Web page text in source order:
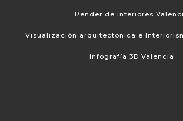
Render de interiores
Visualización arquitectónica e
Infografía 3D Valencia